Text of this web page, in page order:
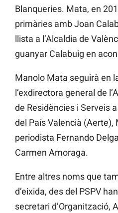
Blanqueries. Mata, en
primàries amb Joan
llista a l’Alcaldia de
guanyar Calabuig en
Manolo Mata seguirà en
l’exdirectora general de
de Residències i Serveis
del País Valencià (Aerte),
periodista Fernando
Carmen Amoraga.
Entre altres noms que
d’eixida, des del PSPV
secretari d’Organització,